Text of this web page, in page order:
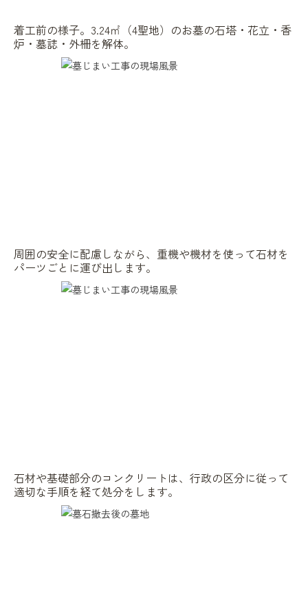
着工前の様子。3.24㎡（4聖地）のお墓の石塔・花立・香
炉・墓誌・外柵を解体。
周囲の安全に配慮しながら、重機や機材を使って石材を
パーツごとに運び出します。
石材や基礎部分のコンクリートは、行政の区分に従って
適切な手順を経て処分をします。